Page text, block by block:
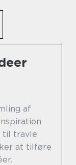
af
til travle
at tilføre